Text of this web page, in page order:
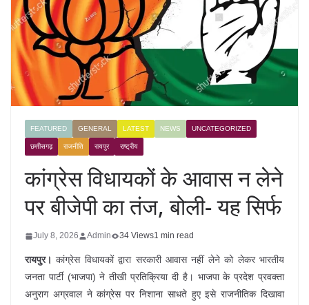
FEATURED GENERAL LATEST NEWS UNCATEGORIZED
छत्तीसगढ़ राजनीति रायपुर राष्ट्रीय
कांग्रेस विधायकों के आवास न लेने
पर बीजेपी का तंज, बोली- यह सिर्फ
July 8, 2026 Admin 34 Views1 min read
रायपुर। कांग्रेस विधायकों द्वारा सरकारी आवास नहीं लेने को लेकर भारतीय
जनता पार्टी (भाजपा) ने तीखी प्रतिक्रिया दी है। भाजपा के प्रदेश प्रवक्ता
अनुराग अग्रवाल ने कांग्रेस पर निशाना साधते हुए इसे राजनीतिक दिखावा